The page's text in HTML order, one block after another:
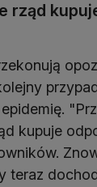
rząd
kupuje
teraz